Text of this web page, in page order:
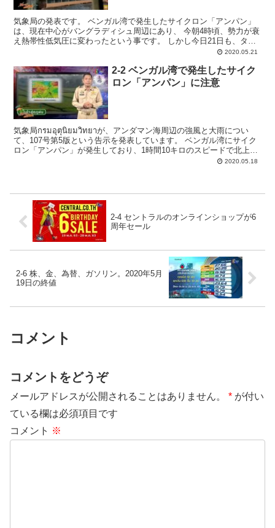
気象局の発表です。 ベンガル湾で発生したサイクロン「アンパン」
は、現在中心がバングラディシュ周辺にあり、 今朝4時頃、勢力が衰
え熱帯性低気圧に変わったという事です。 しかし今日21日も、タイ
2020.05.21
2-2 ベンガル湾で発生したサイク
ロン「アンパン」に注意
気象局กรมอุตุนิยมวิทยาが、アンダマン海周辺の強風と大雨につい
て、107号第5版という告示を発表しています。 ベンガル湾にサイク
ロン「アンパン」が発生しており、1時間10キロのスピードで北上
2020.05.18
2-4 セントラルのオンラインショップが6
周年セール
2-6 株、金、為替、ガソリン。2020年5月
19日の終値
コメント
コメントをどうぞ
メールアドレスが公開されることはありません。 * が付い
ている欄は必須項目です
コメント ※